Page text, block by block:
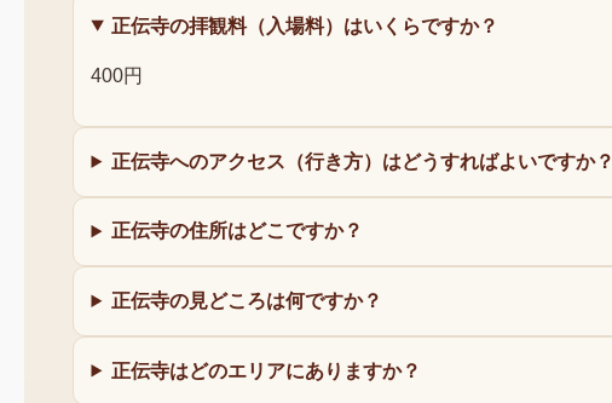
正伝寺の拝観料（入場料）はいくらですか？
400円
正伝寺へのアクセス（行き方）はどうすればよいですか？
正伝寺の住所はどこですか？
正伝寺の見どころは何ですか？
正伝寺はどのエリアにありますか？